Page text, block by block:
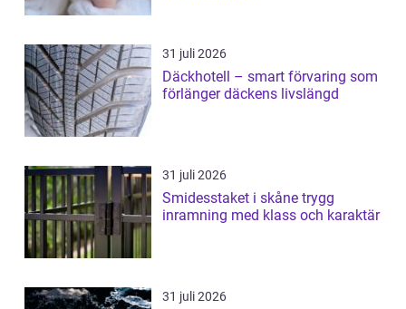
31 juli 2026
Däckhotell – smart förvaring som
förlänger däckens livslängd
31 juli 2026
Smidesstaket i skåne trygg
inramning med klass och karaktär
31 juli 2026